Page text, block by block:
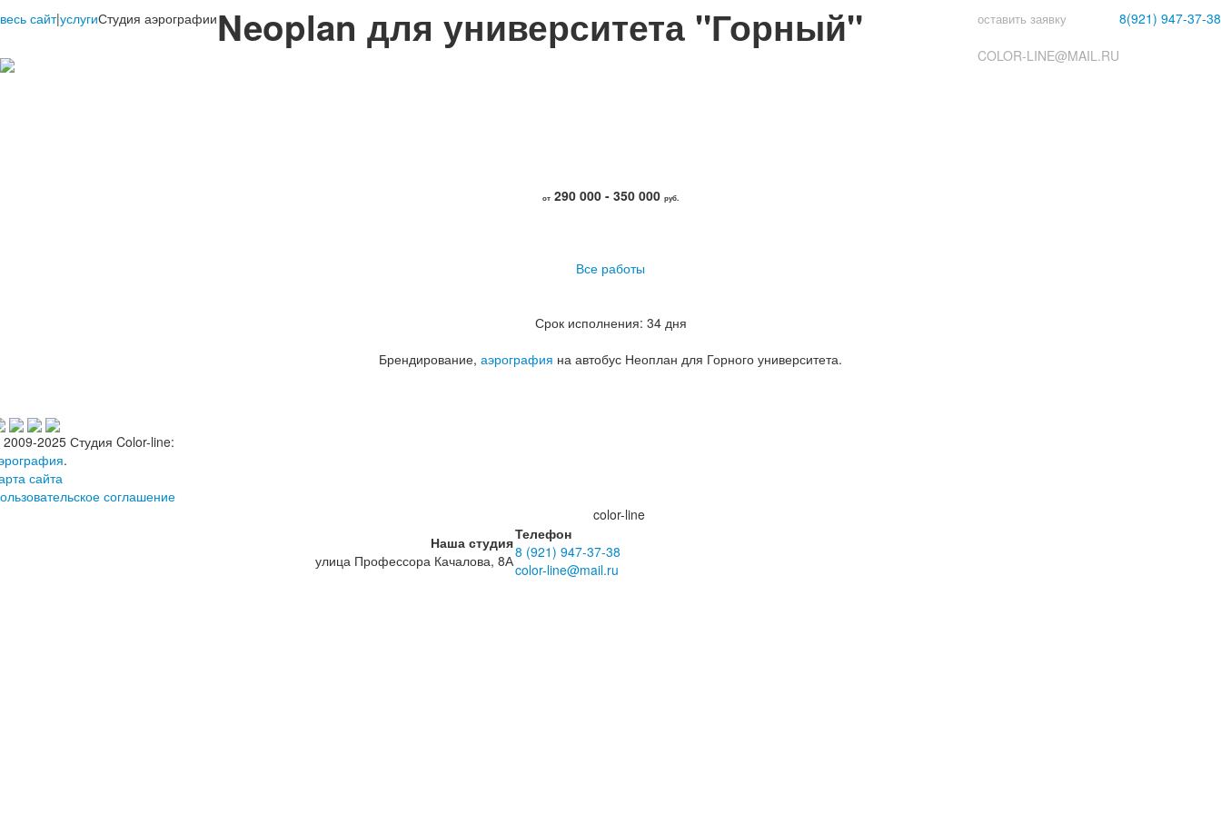
весь сайт|услуги 8(921) 947-37-38
Студия аэрографии оставить заявку
COLOR-LINE@MAIL.RU
Neoplan для университета "Горный"
от290 000 - 350 000 руб.
Все работы
Срок исполнения: 34 дня
Брендирование, аэрография на автобус Неоплан для Горного университета.
2025 Студия Color-line:
.
сайта
соглашение
color-line
Наша студия
улица Профессора Качалова, 8А
Телефон
8 (921) 947-37-38
color-line@mail.ru